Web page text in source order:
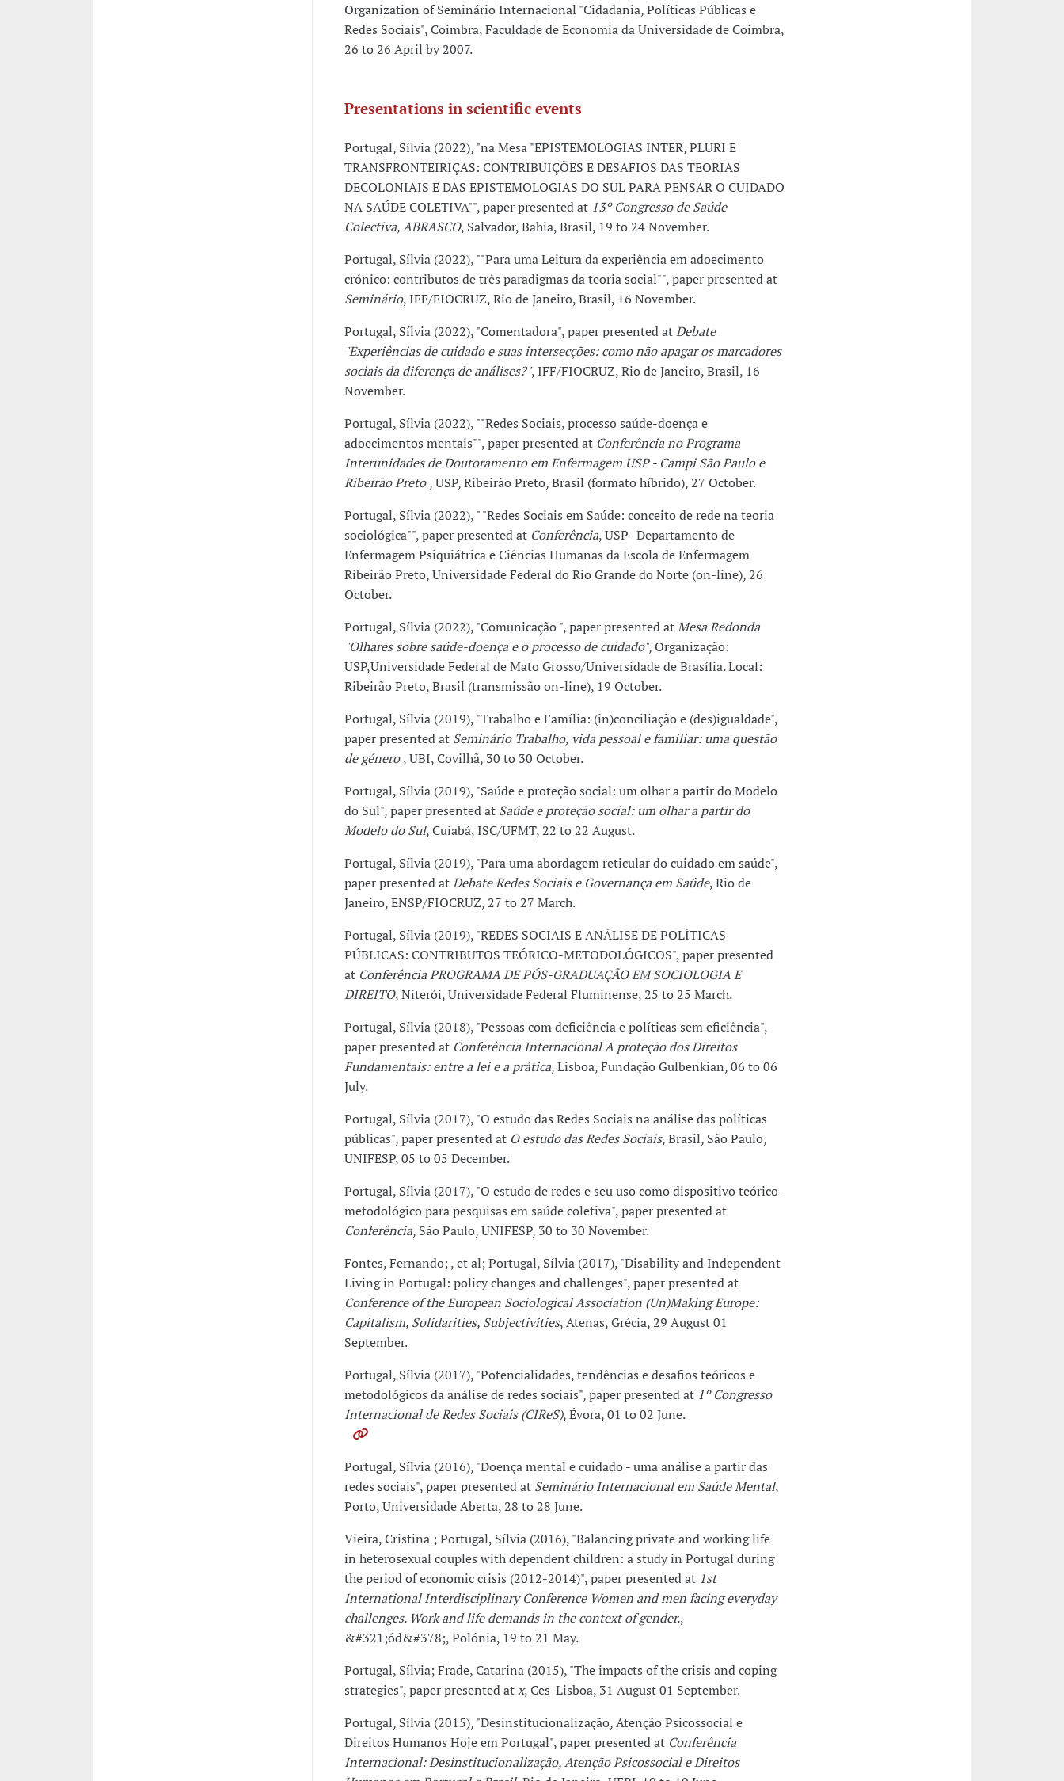
Organization of Seminário Internacional "Cidadania, Políticas Públicas e
Redes Sociais", Coimbra, Faculdade de Economia da Universidade de Coimbra,
26 to 26 April by 2007.
Presentations in scientific events
Portugal, Sílvia (2022), "na Mesa "EPISTEMOLOGIAS INTER, PLURI E
TRANSFRONTEIRIÇAS: CONTRIBUIÇÕES E DESAFIOS DAS TEORIAS
DECOLONIAIS E DAS EPISTEMOLOGIAS DO SUL PARA PENSAR O CUIDADO
NA SAÚDE COLETIVA"", paper presented at 13º Congresso de Saúde
Colectiva, ABRASCO, Salvador, Bahia, Brasil, 19 to 24 November.
Portugal, Sílvia (2022), ""Para uma Leitura da experiência em adoecimento
crónico: contributos de três paradigmas da teoria social"", paper presented at
Seminário, IFF/FIOCRUZ, Rio de Janeiro, Brasil, 16 November.
Portugal, Sílvia (2022), "Comentadora", paper presented atDebate
"Experiências de cuidado e suas intersecções: como não apagar os marcadores
sociais da diferença de análises?", IFF/FIOCRUZ, Rio de Janeiro, Brasil, 16
November.
Portugal, Sílvia (2022), ""Redes Sociais, processo saúde-doença e
adoecimentos mentais"", paper presented at Conferência no Programa
Interunidades de Doutoramento em Enfermagem USP - Campi São Paulo e
Ribeirão Preto, USP, Ribeirão Preto, Brasil (formato híbrido), 27 October.
Portugal, Sílvia (2022), " "Redes Sociais em Saúde: conceito de rede na teoria
sociológica"", paper presented at Conferência, USP- Departamento de
Enfermagem Psiquiátrica e Ciências Humanas da Escola de Enfermagem
Ribeirão Preto, Universidade Federal do Rio Grande do Norte (on-line), 26
October.
Portugal, Sílvia (2022), "Comunicação ", paper presented atMesa Redonda
"Olhares sobre saúde-doença e o processo de cuidado", Organização:
USP,Universidade Federal de Mato Grosso/Universidade de Brasília. Local:
Ribeirão Preto, Brasil (transmissão on-line), 19 October.
Portugal, Sílvia (2019), "Trabalho e Família: (in)conciliação e (des)igualdade",
paper presented at Seminário Trabalho, vida pessoal e familiar: uma questão
de género, UBI, Covilhã, 30 to 30 October.
Portugal, Sílvia (2019), "Saúde e proteção social: um olhar a partir do Modelo
do Sul", paper presented at Saúde e proteção social: um olhar a partir do
Modelo do Sul, Cuiabá, ISC/UFMT, 22 to 22 August.
Portugal, Sílvia (2019), "Para uma abordagem reticular do cuidado em saúde",
paper presented atDebate Redes Sociais e Governança em Saúde, Rio de
Janeiro, ENSP/FIOCRUZ, 27 to 27 March.
Portugal, Sílvia (2019), "REDES SOCIAIS E ANÁLISE DE POLÍTICAS
PÚBLICAS: CONTRIBUTOS TEÓRICO-METODOLÓGICOS", paper presented
at Conferência PROGRAMA DE PÓS-GRADUAÇÃO EM SOCIOLOGIA E
DIREITO, Niterói, Universidade Federal Fluminense, 25 to 25 March.
Portugal, Sílvia (2018), "Pessoas com deficiência e políticas sem eficiência",
paper presented at Conferência Internacional A proteção dos Direitos
Fundamentais: entre a lei e a prática, Lisboa, Fundação Gulbenkian, 06 to 06
July.
Portugal, Sílvia (2017), "O estudo das Redes Sociais na análise das políticas
públicas", paper presented at O estudo das Redes Sociais, Brasil, São Paulo,
UNIFESP, 05 to 05 December.
Portugal, Sílvia (2017), "O estudo de redes e seu uso como dispositivo teórico-
metodológico para pesquisas em saúde coletiva", paper presented at
Conferência, São Paulo, UNIFESP, 30 to 30 November.
Fontes, Fernando; , et al; Portugal, Sílvia (2017), "Disability and Independent
Living in Portugal: policy changes and challenges", paper presented at
Conference of the European Sociological Association (Un)Making Europe:
Capitalism, Solidarities, Subjectivities, Atenas, Grécia, 29 August 01
September.
Portugal, Sílvia (2017), "Potencialidades, tendências e desafios teóricos e
metodológicos da análise de redes sociais", paper presented at 1º Congresso
Internacional de Redes Sociais (CIReS), Évora, 01 to 02 June.
Portugal, Sílvia (2016), "Doença mental e cuidado - uma análise a partir das
redes sociais", paper presented at Seminário Internacional em Saúde Mental,
Porto, Universidade Aberta, 28 to 28 June.
Vieira, Cristina ; Portugal, Sílvia (2016), "Balancing private and working life
in heterosexual couples with dependent children: a study in Portugal during
the period of economic crisis (2012-2014)", paper presented at 1st
International Interdisciplinary Conference Women and men facing everyday
challenges. Work and life demands in the context of gender.,
&#321;ód&#378;, Polónia, 19 to 21 May.
Portugal, Sílvia; Frade, Catarina (2015), "The impacts of the crisis and coping
strategies", paper presented atx, Ces-Lisboa, 31 August 01 September.
Portugal, Sílvia (2015), "Desinstitucionalização, Atenção Psicossocial e
Direitos Humanos Hoje em Portugal", paper presented at Conferência
Internacional: Desinstitucionalização, Atenção Psicossocial e Direitos